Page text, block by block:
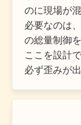
のに現場が
必要なのは
の総量制御
ここを設計
必ず歪みが出